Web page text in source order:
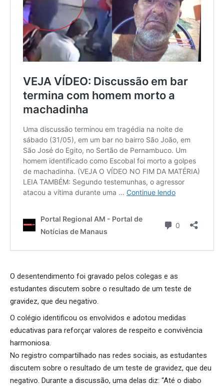
O desentendimento foi gravado pelos colegas e as
estudantes discutem sobre o resultado de um teste de
gravidez, que deu negativo.
O colégio identificou os envolvidos e adotou medidas
educativas para reforçar valores de respeito e convivência
harmoniosa.
No registro compartilhado nas redes sociais, as estudantes
discutem sobre o resultado de um teste de gravidez, que deu
negativo. Durante a discussão, uma delas diz: “Até o diabo